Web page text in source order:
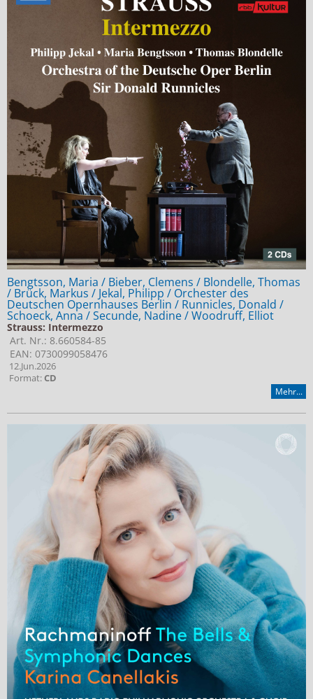
Bengtsson, Maria / Bieber, Clemens / Blondelle, Thomas
/ Brück, Markus / Jekal, Philipp / Orchester des
Deutschen Opernhauses Berlin / Runnicles, Donald /
Schoeck, Anna / Secunde, Nadine / Woodruff, Elliot
Strauss: Intermezzo
Art. Nr.: 8.660584-85
EAN: 0730099058476
12.Jun.2026
Format:CD
Mehr...